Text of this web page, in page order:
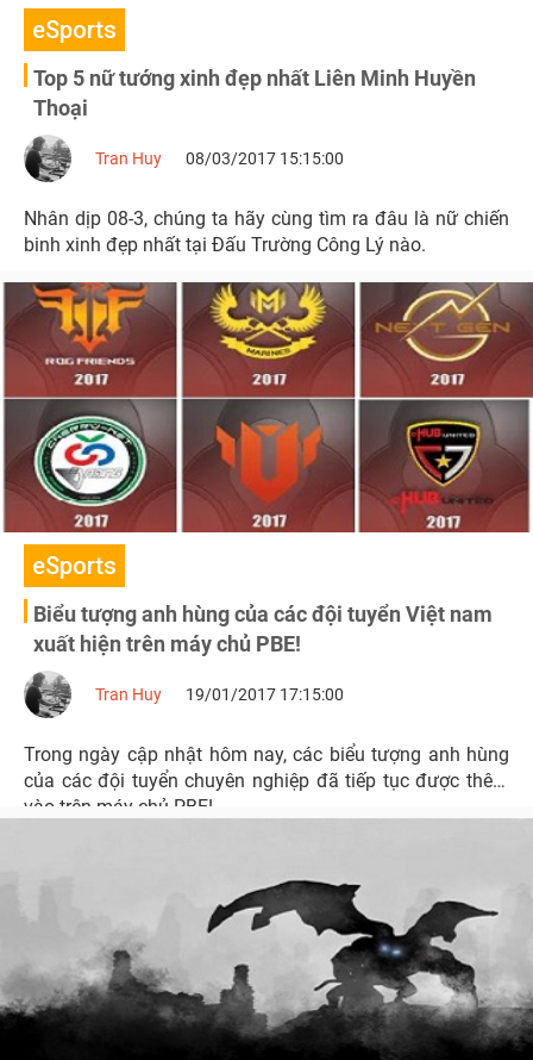
eSports
Top 5 nữ tướng xinh đẹp nhất Liên Minh Huyền
Thoại
Tran Huy 08/03/2017 15:15:00
Nhân dịp 08-3, chúng ta hãy cùng tìm ra đâu là nữ chiến
binh xinh đẹp nhất tại Đấu Trường Công Lý nào.
eSports
Biểu tượng anh hùng của các đội tuyển Việt nam
xuất hiện trên máy chủ PBE!
Tran Huy 19/01/2017 17:15:00
Trong ngày cập nhật hôm nay, các biểu tượng anh hùng
của các đội tuyển chuyên nghiệp đã tiếp tục được thêm
vào trên máy chủ PBE!